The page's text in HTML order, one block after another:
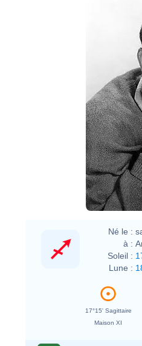
Né le :
à :
Soleil :
Lune :
17°15' Sagittaire
Maison XI